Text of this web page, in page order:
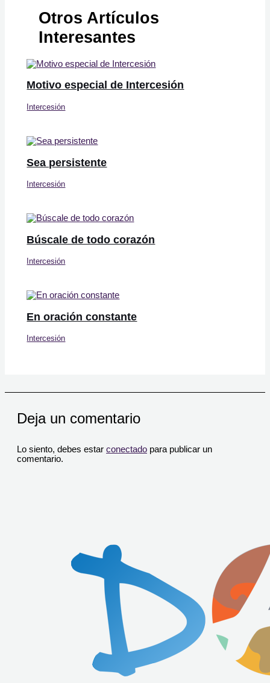
Otros Artículos
Interesantes
Motivo especial de Intercesión
Intercesión
Sea persistente
Intercesión
Búscale de todo corazón
Intercesión
En oración constante
Intercesión
Deja un comentario
Lo siento, debes estar conectado para publicar un
comentario.